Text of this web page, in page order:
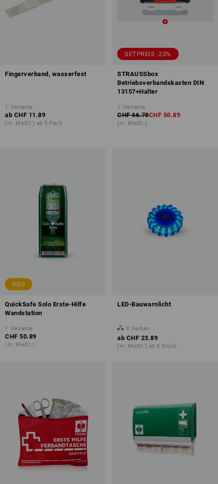
Fingerverband, wasserfest
1 Variante
ab CHF 11.89
(m. MwSt.) ab 5 Pack
SETPREIS -23%
STRAUSSbox
Betriebsverbandskasten DIN
13157+Halter
1 Variante
CHF 66.78CHF 50.89
(m. MwSt.)
NEU
QuickSafe Solo Erste-Hilfe
Wandstation
1 Variante
CHF 50.89
(m. MwSt.)
LED-Bauwarnlicht
3 Farben
ab CHF 23.89
(m. MwSt.) ab 5 Stück